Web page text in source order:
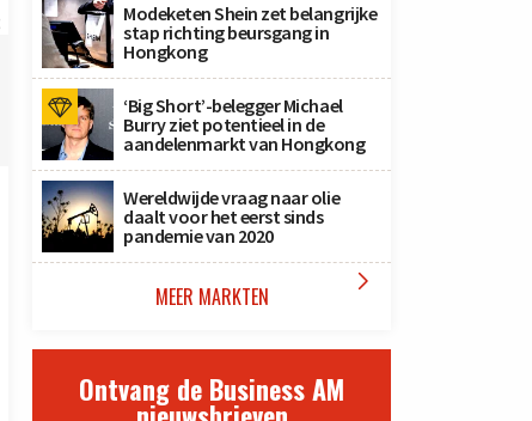
Modeketen Shein zet belangrijke
stap richting beursgang in
Hongkong
‘Big Short’-belegger Michael
Burry ziet potentieel in de
aandelenmarkt van Hongkong
Wereldwijde vraag naar olie
daalt voor het eerst sinds
pandemie van 2020
MEER MARKTEN 
Ontvang de Business AM